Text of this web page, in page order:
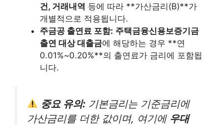
건, 거래내역 등에 따라 **가산금리(B)**가
개별적으로 적용됩니다.
주금공 출연료 포함: 주택금융신용보증기금
출연 대상 대출금에 해당하는 경우 **연
0.01%~0.20%**의 출연료가 금리에 포함됩
니다.
중요 유의: 기본금리는 기준금리에
가산금리를 더한 값이며, 여기에 우대